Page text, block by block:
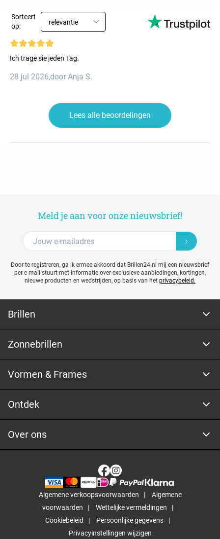
Sorteert
op:
relevantie
Ich trage sie jeden Tag.
28 jul 2026,door Anja S.
Lees alle beoordelingen
Meld je aan voor onze nieuwsbrief!
Door te registreren, ga ik ermee akkoord dat Brillen24.nl mij een nieuwsbrief
per e-mail stuurt met informatie over exclusieve aanbiedingen, kortingen,
nieuwe producten en wedstrijden, op basis van het privacybeleid.
Brillen
Zonnebrillen
Vormen & Frames
Ontdek
Over ons
Algemene verkoopsvoorwaarden
Algemene
voorwaarden
Wettelijke vermeldingen
Cookiebeleid
Persoonlijke gegevens
Privacyinstellingen wijzigen